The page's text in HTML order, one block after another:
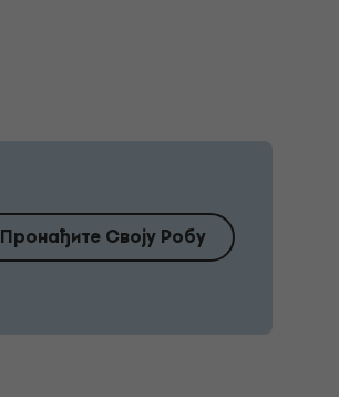
Пронађите Своју Робу